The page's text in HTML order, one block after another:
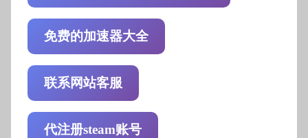
免费的加速器大全
联系网站客服
代注册steam账号